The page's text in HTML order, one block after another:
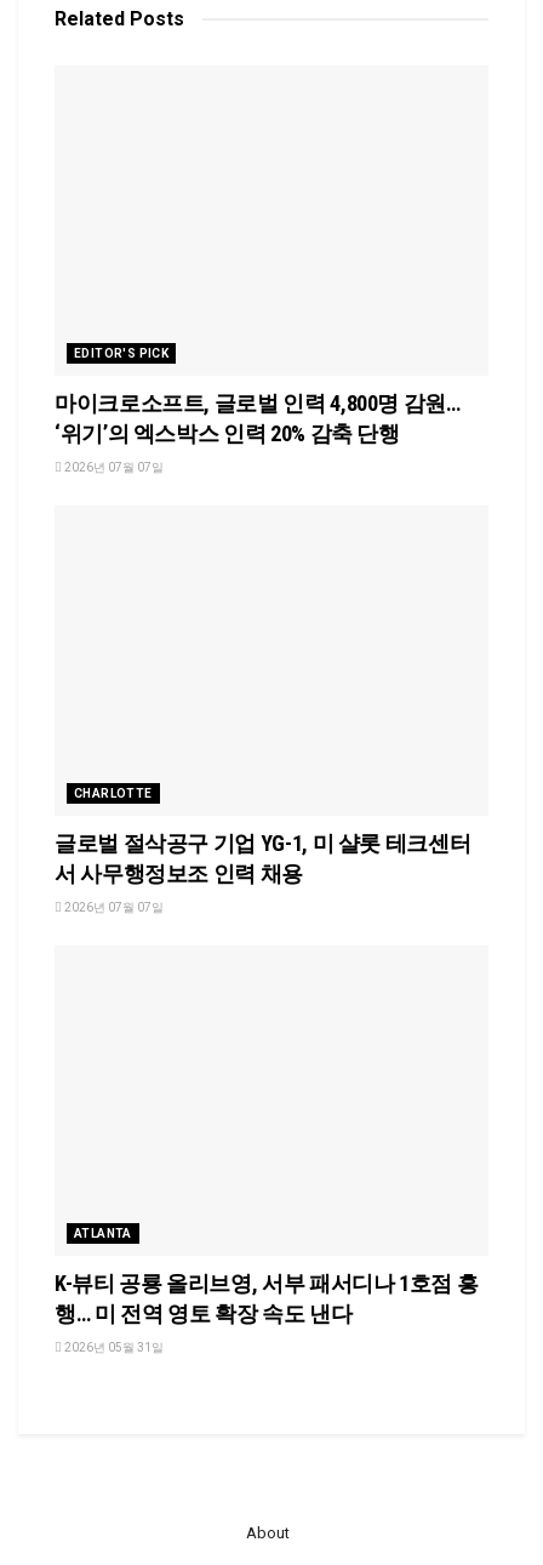
Related Posts
EDITOR'S PICK
마이크로소프트, 글로벌 인력 4,800명 감원…
‘위기’의 엑스박스 인력 20% 감축 단행
2026년 07월 07일
CHARLOTTE
글로벌 절삭공구 기업 YG-1, 미 샬롯 테크센터
서 사무행정보조 인력 채용
2026년 07월 07일
ATLANTA
K-뷰티 공룡 올리브영, 서부 패서디나 1호점 흥
행… 미 전역 영토 확장 속도 낸다
2026년 05월 31일
About